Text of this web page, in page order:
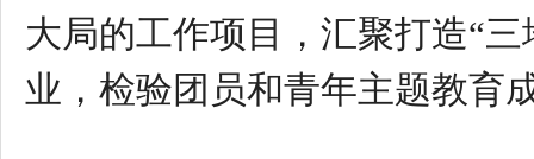
大局的工作项目，汇聚打造“
业，检验团员和青年主题教育